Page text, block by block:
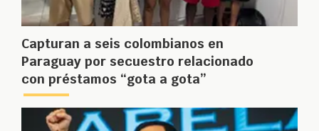
Capturan a seis colombianos en
Paraguay por secuestro relacionado
con préstamos “gota a gota”